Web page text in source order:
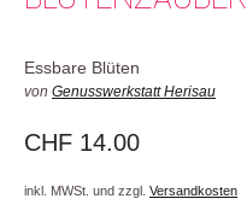
Essbare Blüten
von Genusswerkstatt Herisau
CHF 14.00
inkl. MWSt. und zzgl. Versandkosten